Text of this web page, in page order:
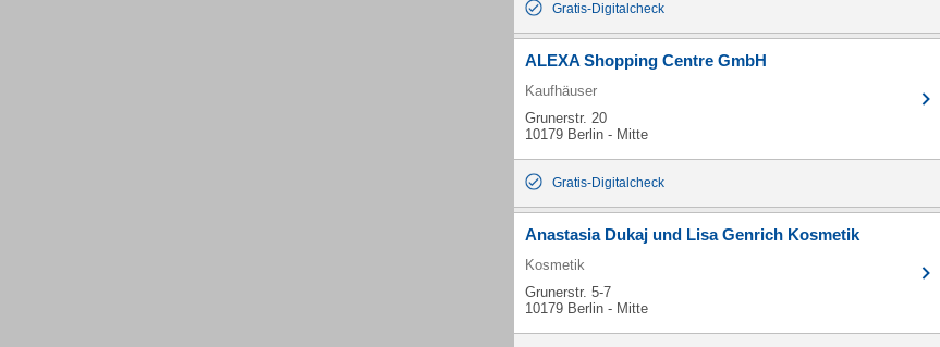
Gratis-Digitalcheck
ALEXA Shopping Centre GmbH
Kaufhäuser
Grunerstr. 20
10179 Berlin - Mitte
Gratis-Digitalcheck
Anastasia Dukaj und Lisa Genrich Kosmetik
Kosmetik
Grunerstr. 5-7
10179 Berlin - Mitte